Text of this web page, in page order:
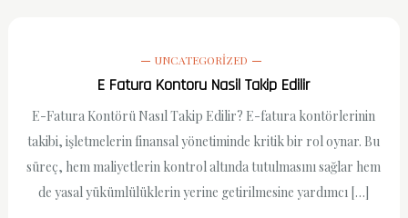
UNCATEGORIZED
E Fatura Kontoru Nasil Takip Edilir
E-Fatura Kontörü Nasıl Takip Edilir? E-fatura kontörlerinin
takibi, işletmelerin finansal yönetiminde kritik bir rol oynar. Bu
süreç, hem maliyetlerin kontrol altında tutulmasını sağlar hem
de yasal yükümlülüklerin yerine getirilmesine yardımcı […]